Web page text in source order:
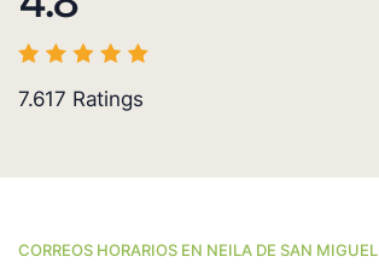
7.617 Ratings
CORREOS HORARIOS EN NEILA DE SAN MIGUEL